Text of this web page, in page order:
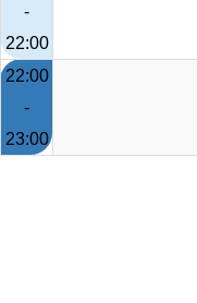
-
22:00
22:00
-
23:00